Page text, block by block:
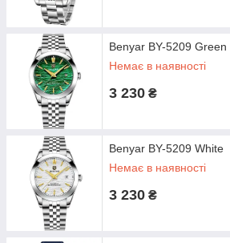
Benyar BY-5209 Green
Немає в наявності
3 230 ₴
Benyar BY-5209 White
Немає в наявності
3 230 ₴